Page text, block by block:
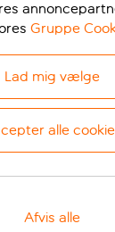
Gruppe
Lad mig vælge
alle
Afvis alle